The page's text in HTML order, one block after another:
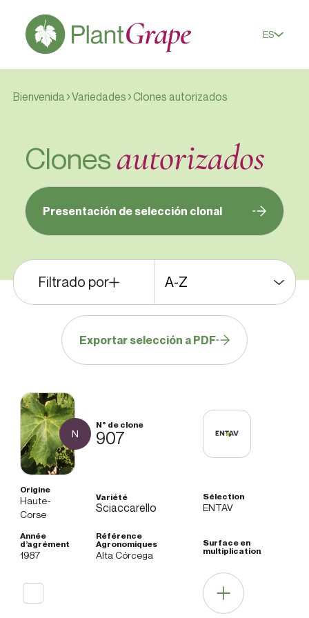
ES
Bienvenida Variedades Clones autorizados
Clonesautorizados
Presentación de selección clonal
Filtrado por
Exportar selección a PDF
N 907
Sciaccarello
Haute-
Corse
ENTAV
1987 Alta Córcega